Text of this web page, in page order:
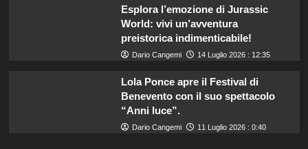
Esplora l’emozione di Jurassic
World: vivi un’avventura
preistorica indimenticabile!
Dario Cangemi 14 Luglio 2026 : 12:35
Lola Ponce apre il Festival di
Benevento con il suo spettacolo
“Anni luce”.
Dario Cangemi 11 Luglio 2026 : 0:40